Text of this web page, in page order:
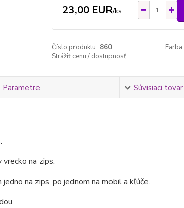
23,00 EUR/ks
Číslo produktu: 860 Farba:
Strážiť cenu / dostupnosť
Parametre Súvisiaci tovar
na zips.
na zips, po jednom na mobil a kľúče.